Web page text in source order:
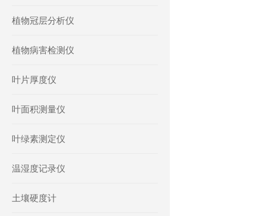
植物冠层分析仪
植物病害检测仪
叶片厚度仪
叶面积测量仪
叶绿素测定仪
温湿度记录仪
土壤硬度计